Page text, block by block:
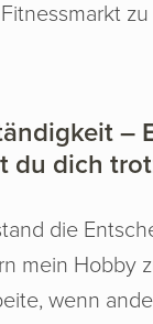
–
du dich
die
mein Hobby
wenn